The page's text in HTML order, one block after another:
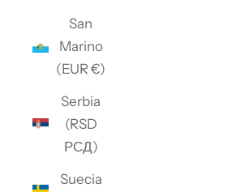
San
Marino
(EUR €)
Serbia
(RSD
РСД)
Suecia